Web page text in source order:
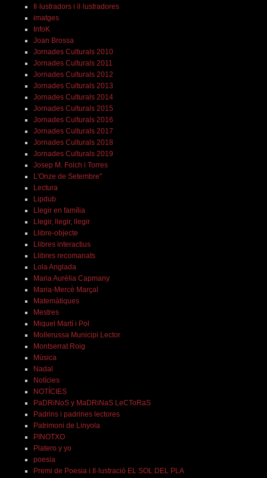
Il·lustradors i il·lustradores
imatges
InfoK
Joan Brossa
Jornades Culturals 2010
Jornades Culturals 2011
Jornades Culturals 2012
Jornades Culturals 2013
Jornades Culturals 2014
Jornades Culturals 2015
Jornades Culturals 2016
Jornades Culturals 2017
Jornades Culturals 2018
Jornades Culturals 2019
Josep M. Folch i Torres
L'Onze de Setembre"
Lectura
Lipdub
Llegir en família
Llegir, llegir, llegir
Llibre-objecte
Llibres interactius
Llibres recomanats
Lola Anglada
Maria Aurèlia Capmany
Maria-Mercè Marçal
Matemàtiques
Mestres
Miquel Martí i Pol
Mollerussa Municipi Lector
Montserrat Roig
Música
Nadal
Notícies
NOTÍCIES
PaDRiNoS y MaDRiNaS LeCToRaS
Padrins i padrines lectores
Patrimoni de Linyola
PINOTXO
Platero y yo
poesia
Premi de Poesia i Il·lustració EL SOL DEL PLA